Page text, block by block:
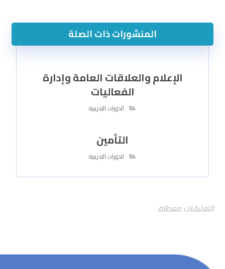
المنشورات ذات الصلة
الإعلام والعلاقات العامة وإدارة
الفعاليات
الدورات التدريبية
التأمين
الدورات التدريبية
التعليقات معطلة.